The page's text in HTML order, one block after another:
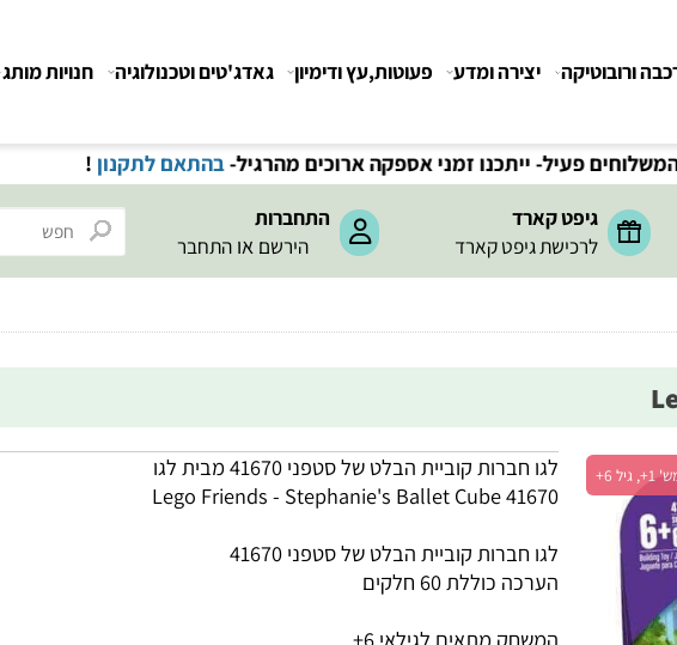
פעיל- ייתכנו זמני אספקה ארוכים מהרגיל-בהתאם לתקנון!
גיפט קארד
לרכישת גיפט קארד
התחברות
הירשם או התחבר
יצירה ומדע פעוטות,עץ ודימיון גאדג'טים וטכנולוגיה חנויות מותג
לגו חברות קוביית הבלט של סטפני 41670 מבית לגו
Lego Friends - Stephanie's Ballet Cube 41670
לגו חברות קוביית הבלט של סטפני 41670